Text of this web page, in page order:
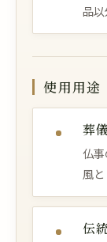
品
使用用途
葬
仏
風と
伝